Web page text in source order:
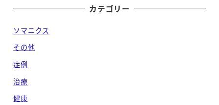
ー
イ
ブ
カテゴリー
ソマニクス
その他
症例
治療
健康